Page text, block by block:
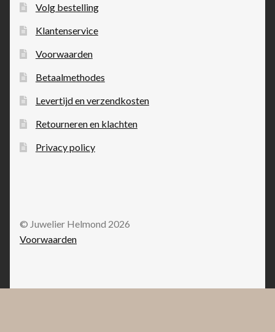
Volg bestelling
Klantenservice
Voorwaarden
Betaalmethodes
Levertijd en verzendkosten
Retourneren en klachten
Privacy policy
© Juwelier Helmond 2026
Voorwaarden